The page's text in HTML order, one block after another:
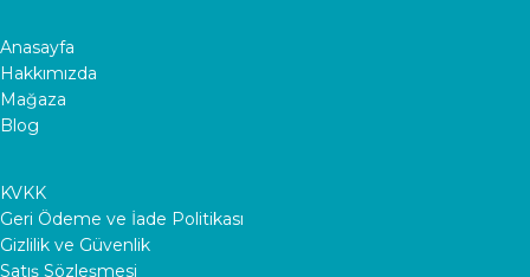
Anasayfa
Hakkımızda
Mağaza
Blog
KVKK
Geri Ödeme ve İade Politikası
Gizlilik ve Güvenlik
Satış Sözleşmesi